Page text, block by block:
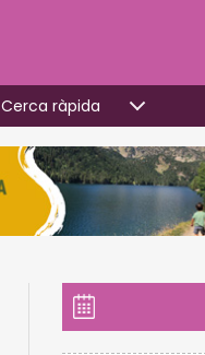
Cerca ràpida